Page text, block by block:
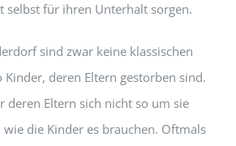
selbst für ihren Unterhalt sorgen.
sind zwar keine klassischen
Kinder, deren Eltern gestorben sind.
deren Eltern sich nicht so um sie
die Kinder es brauchen. Oftmals